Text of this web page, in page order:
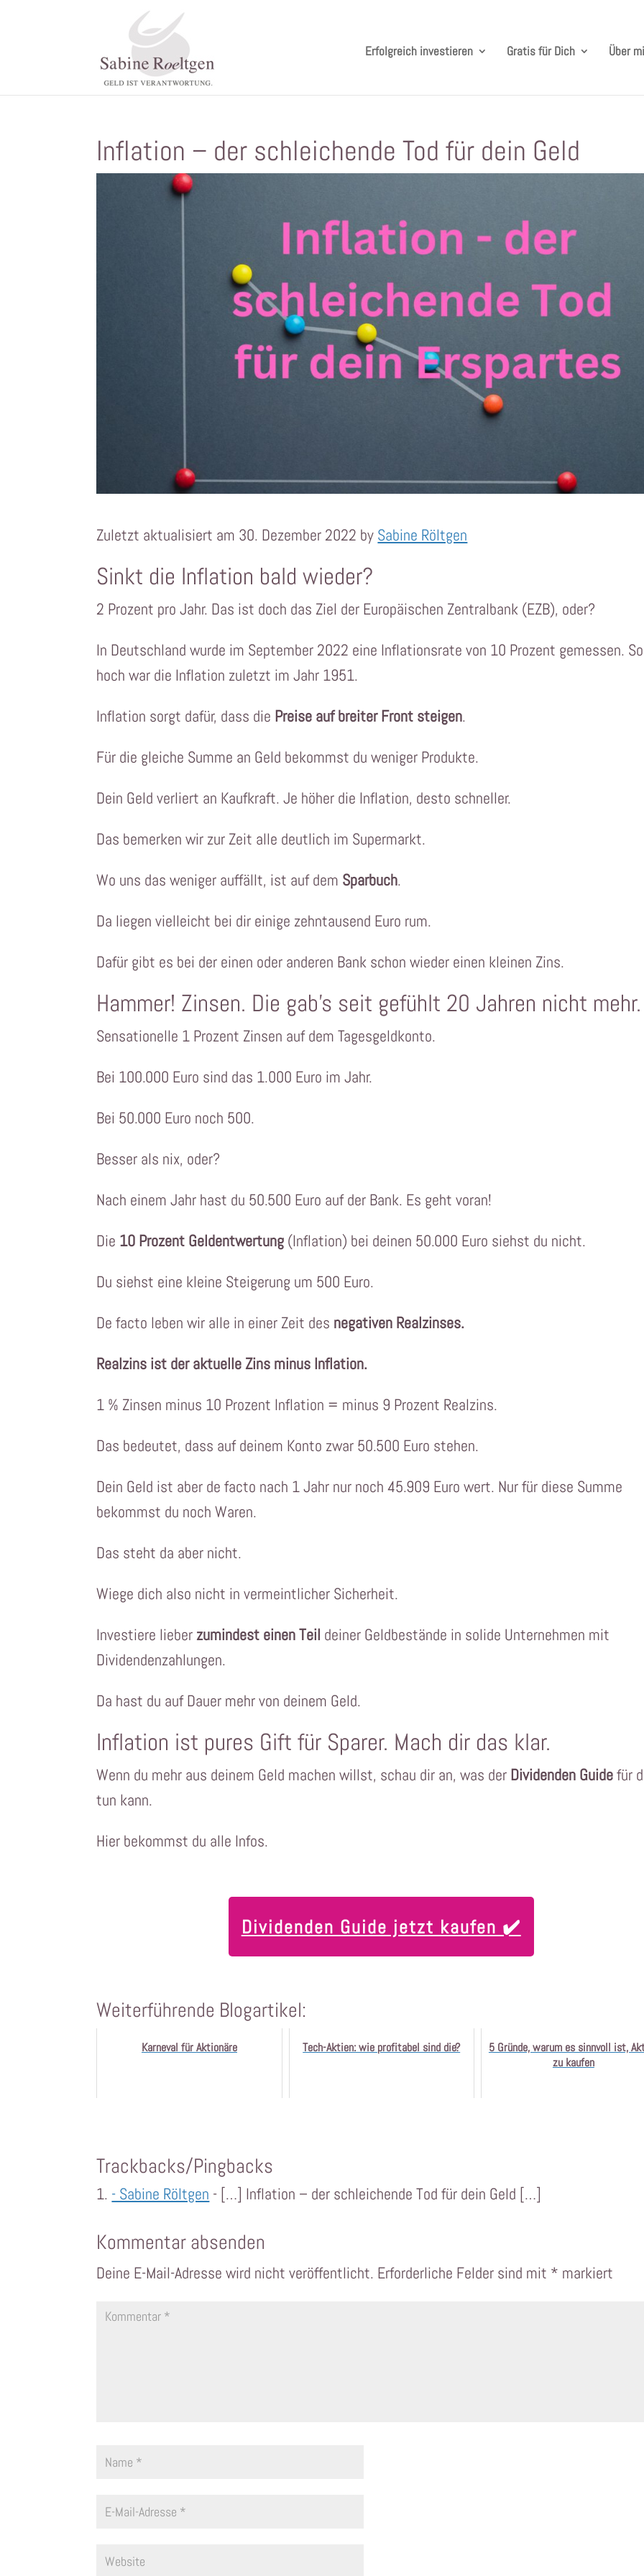
Erfolgreich investieren Gratis für Dich Über
Inflation – der schleichende Tod für dein Geld
Zuletzt aktualisiert am 30. Dezember 2022 by Sabine Röltgen
Sinkt die Inflation bald wieder?
2 Prozent pro Jahr. Das ist doch das Ziel der ​Europäischen Zentralbank (EZB), oder?
In Deutschland wurde im September 2022 eine Inflationsrate von 10 Prozent gemessen. So
hoch war die Inflation zuletzt im Jahr 1951.
Inflation sorgt dafür, dass die Preise auf breiter Front steigen.
​​Für die gleiche Summe an Geld bekommst du weniger Produkte.
​​Dein Geld verliert an Kaufkraft. Je höher die Inflation, desto schneller.
Das bemerken wir zur Zeit alle deutlich im Supermarkt.
​Wo uns das weniger auffällt, ist auf dem Sparbuch.
Da liegen vielleicht bei dir einige zehntausend Euro rum.
Dafür gibt es bei der einen oder anderen Bank schon wieder einen kleinen Zins.
Hammer! Zinsen. Die gab’s seit gefühlt 20 Jahren nicht mehr.
Sensationelle 1 Prozent Zinsen auf dem Tagesgeldkonto.
Bei 100.000 Euro sind das 1.000 Euro im Jahr.
Bei 50.000 Euro noch 500.
Besser als nix, oder?
Nach einem Jahr hast du 50.500 Euro auf der Bank. Es geht voran!
Die 10 Prozent Geldentwertung (Inflation) bei deinen 50.000 Euro siehst du nicht.
Du siehst eine kleine Steigerung um 500 Euro.
De facto leben wir alle in einer Zeit des negativen Realzinses.
Realzins ist der aktuelle Zins minus Inflation.
1 % Zinsen minus 10 Prozent Inflation = minus 9 Prozent Realzins.
Das bedeutet, dass auf deinem Konto zwar 50.500 Euro stehen. ​
Dein Geld ist aber de facto nach 1 Jahr nur noch 45.909 Euro wert. Nur für diese Summe
bekommst du noch Waren.
Das steht da ​aber nicht.
Wiege dich also nicht in vermeintlicher Sicherheit. ​
Investiere lieber zumindest einen Teil deiner Geldbestände in solide Unternehmen mit
Dividendenzahlungen.
Da hast du auf Dauer mehr von deinem Geld. ​​​​​​​​​​​​​​​​​​​​​​​​​​​​​​​​​​​​​​​​​​​​​
Inflation ist pures Gift für Sparer. Mach dir das klar.
Wenn du mehr aus deinem Geld machen willst, schau dir an, was der Dividenden Guidefür
tun kann.
Hier bekommst du alle Infos.
Dividenden Guide jetzt kaufen ✔️
Weiterführende Blogartikel:
Karneval für Aktionäre Tech-Aktien: wie profitabel sind die?
5 Gründe, warum es sinnvoll ist,
zu kaufen
Trackbacks/Pingbacks
- Sabine Röltgen - […] Inflation – der schleichende Tod für dein Geld […]
Kommentar absenden
Deine E-Mail-Adresse wird nicht veröffentlicht. Erforderliche Felder sind mit * markiert